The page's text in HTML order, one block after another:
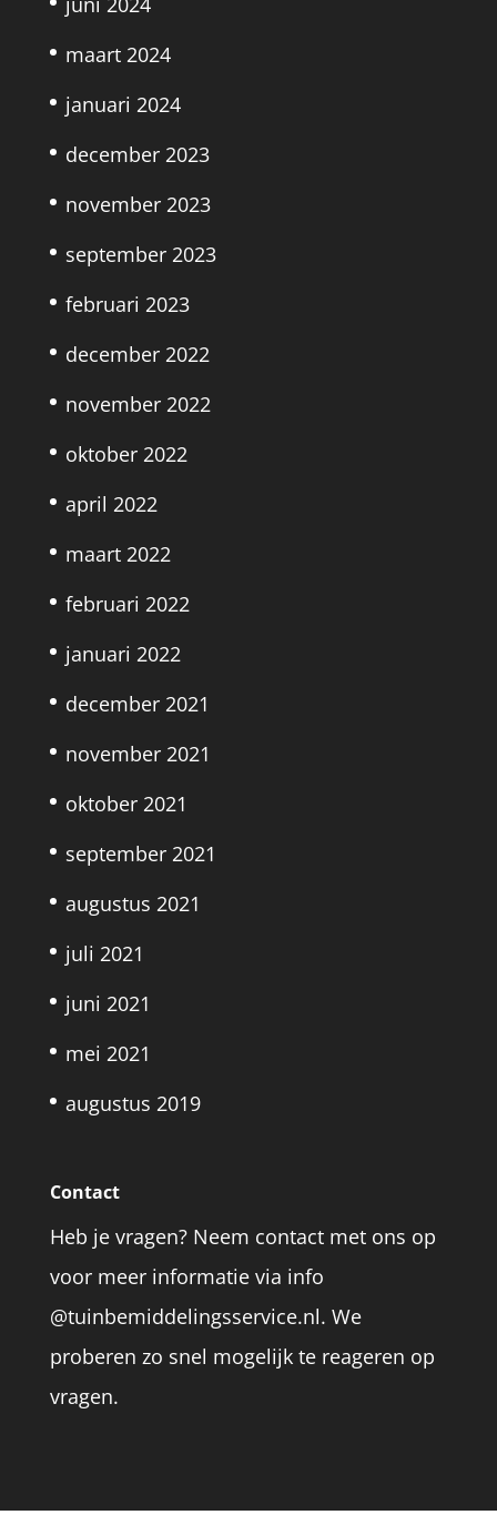
maart 2024
januari 2024
december 2023
november 2023
september 2023
februari 2023
december 2022
november 2022
oktober 2022
april 2022
maart 2022
februari 2022
januari 2022
december 2021
november 2021
oktober 2021
september 2021
augustus 2021
juli 2021
juni 2021
mei 2021
augustus 2019
Contact
Heb je vragen? Neem contact met ons op
voor meer informatie via info
@tuinbemiddelingsservice.nl. We
proberen zo snel mogelijk te reageren op
vragen.